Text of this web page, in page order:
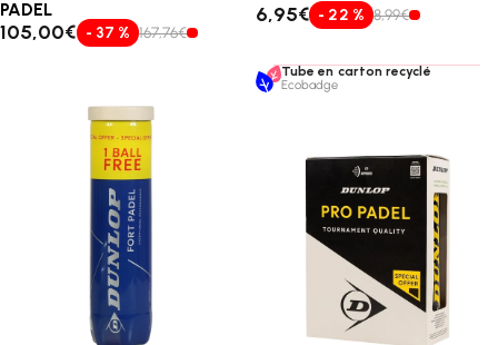
PADEL
105,00€ - 37 % 167,76€
6,95€ - 22 % 8,99€
Tube en carton recyclé
Ecobadge